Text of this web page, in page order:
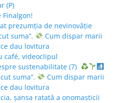
(P)
Finalgon!
prezumția de nevinovăție
suma”.
Cum dispar marii
dau lovitura
café, videoclipul
sustenabilitate (7)
suma”.
Cum dispar marii
dau lovitura
șansa ratată a onomasticii